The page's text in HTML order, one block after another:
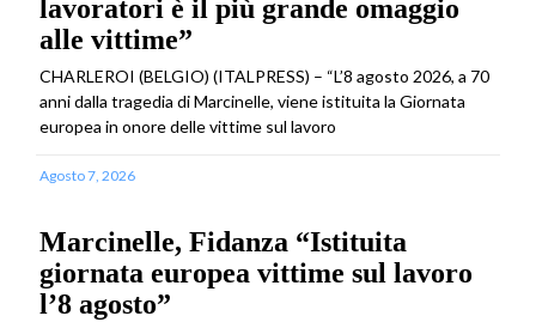
lavoratori è il più grande omaggio
alle vittime”
CHARLEROI (BELGIO) (ITALPRESS) – “L’8 agosto 2026, a 70
anni dalla tragedia di Marcinelle, viene istituita la Giornata
europea in onore delle vittime sul lavoro
Agosto 7, 2026
Marcinelle, Fidanza “Istituita
giornata europea vittime sul lavoro
l’8 agosto”